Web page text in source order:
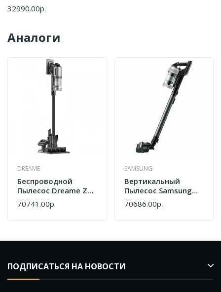
32990.00р.
Аналоги
DREAME
Беспроводной
Пылесос Dreame Z30
Aqua Cycle VZV77B
70741.00р.
SAMSUNG
Вертикальный
Пылесос Samsung
VS80F28DLP/EV
70686.00р.
ПОДПИСАТЬСЯ НА НОВОСТИ